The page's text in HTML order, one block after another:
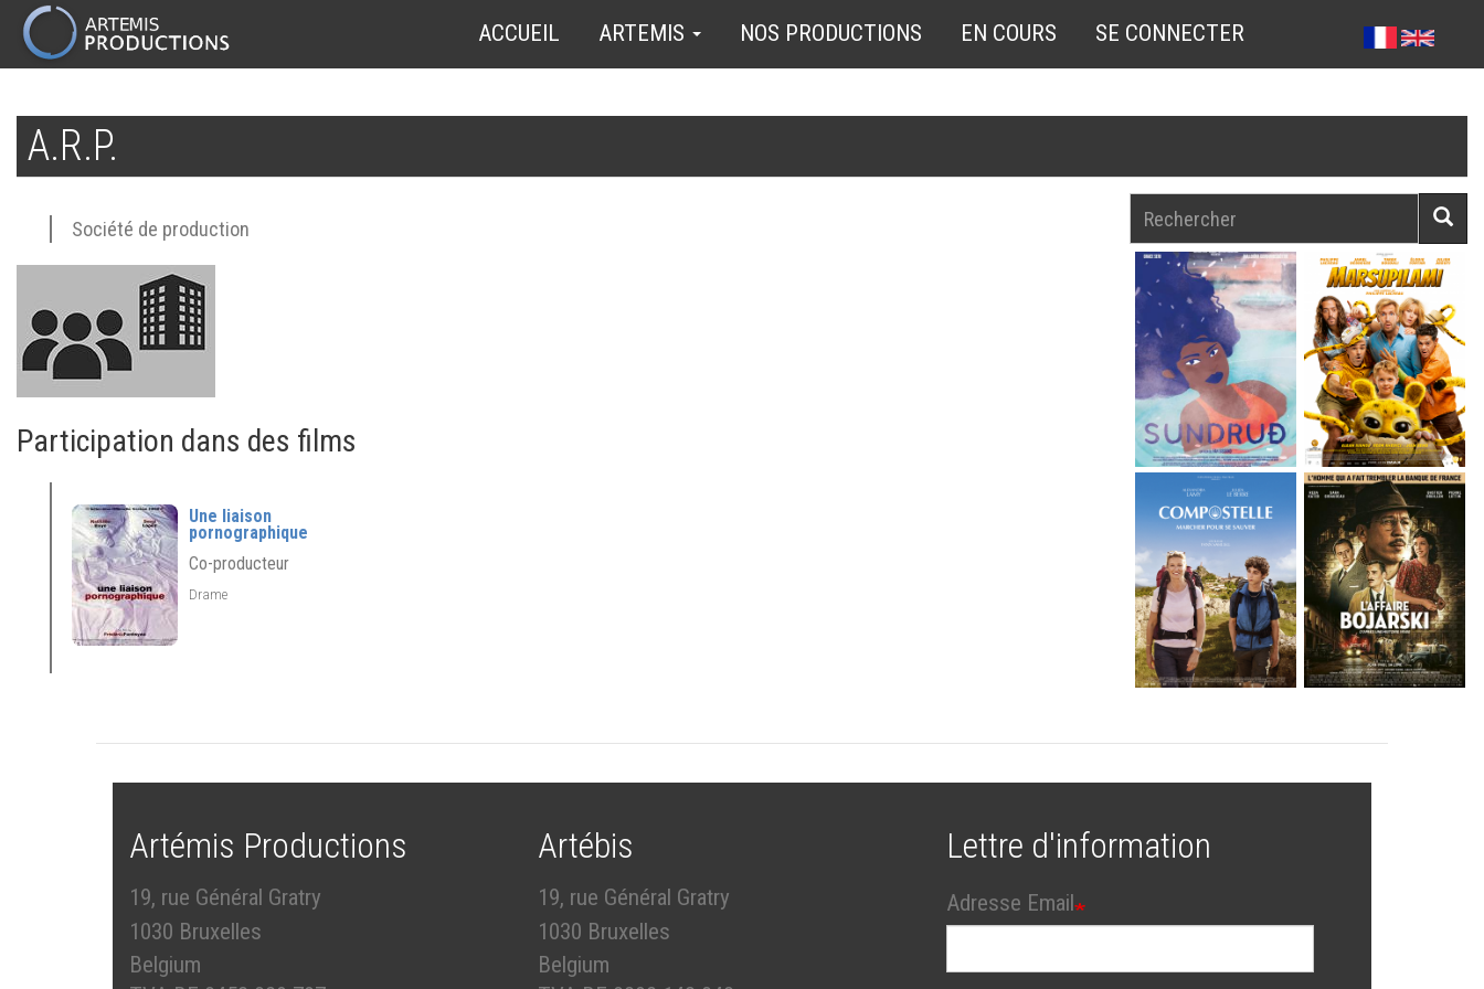
contenu
principal
MAIN
NAVIGATION
ACCUEIL ARTEMIS NOS PRODUCTIONS EN COURS SE CONNECTER
A.R.P.
Société de production
Participation dans des films
Une liaison
pornographique
Co-producteur
Drame
Artémis Productions
19, rue Général Gratry
1030 Bruxelles
Belgium
Artébis
19, rue Général Gratry
1030 Bruxelles
Belgium
Lettre d'information
Adresse Email